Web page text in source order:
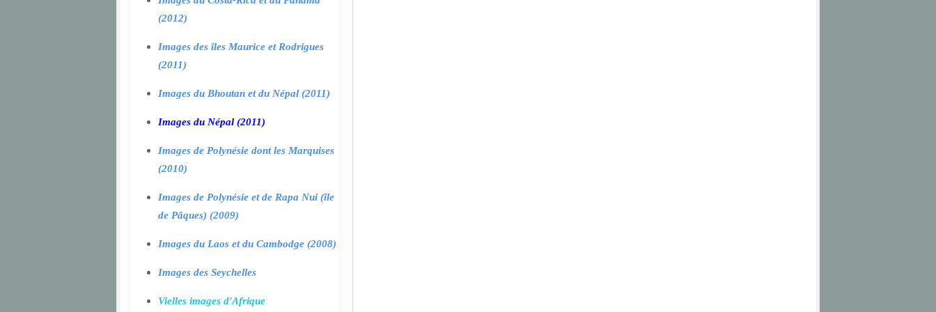
(2012)
Images des îles Maurice et Rodrigues
(2011)
Images du Bhoutan et du Népal (2011)
Images du Népal (2011)
Images de Polynésie dont les Marquises
(2010)
Images de Polynésie et de Rapa Nui (île
de Pâques) (2009)
Images du Laos et du Cambodge (2008)
Images des Seychelles
Vielles images d'Afrique